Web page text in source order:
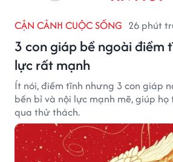
CẬN CẢNH CUỘC SỐNG 26 phút
3 con giáp bề ngoài điềm
lực rất mạnh
Ít nói, điềm tĩnh nhưng 3 con giáp
bền bỉ và nội lực mạnh mẽ, giúp
qua thử thách.